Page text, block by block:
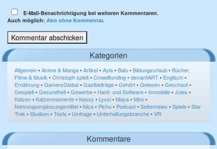
E-Mail-Benachrichtigung bei weiteren Kommentaren.
Auch möglich: Abo ohne Kommentar.
Kategorien
Allgemein•Anime & Manga•Artikel•Ayla•Balu•Bildungsurlaub•Bücher,
Filme & Musik •Christoph spielt•Crowdfunding•deviantART• Englisch•
Ernährung•GamersGlobal•Gastbeiträge•Gehört•Gelesen•Geschaut•
Gespielt•Gesundheit•Gewerbe• Hard- und Software• Immobilie•Jules •
Katzen•Katzenmomente•Kessy • Lyssi•Maya•Miro•
Nahrungsergänzungsmittel•Nica• Pichu• Podcast•Seitennews •Spiele•Star
Trek •Studium•Tests • Umfrage• Unterhaltungsbranche•VR
Kommentare